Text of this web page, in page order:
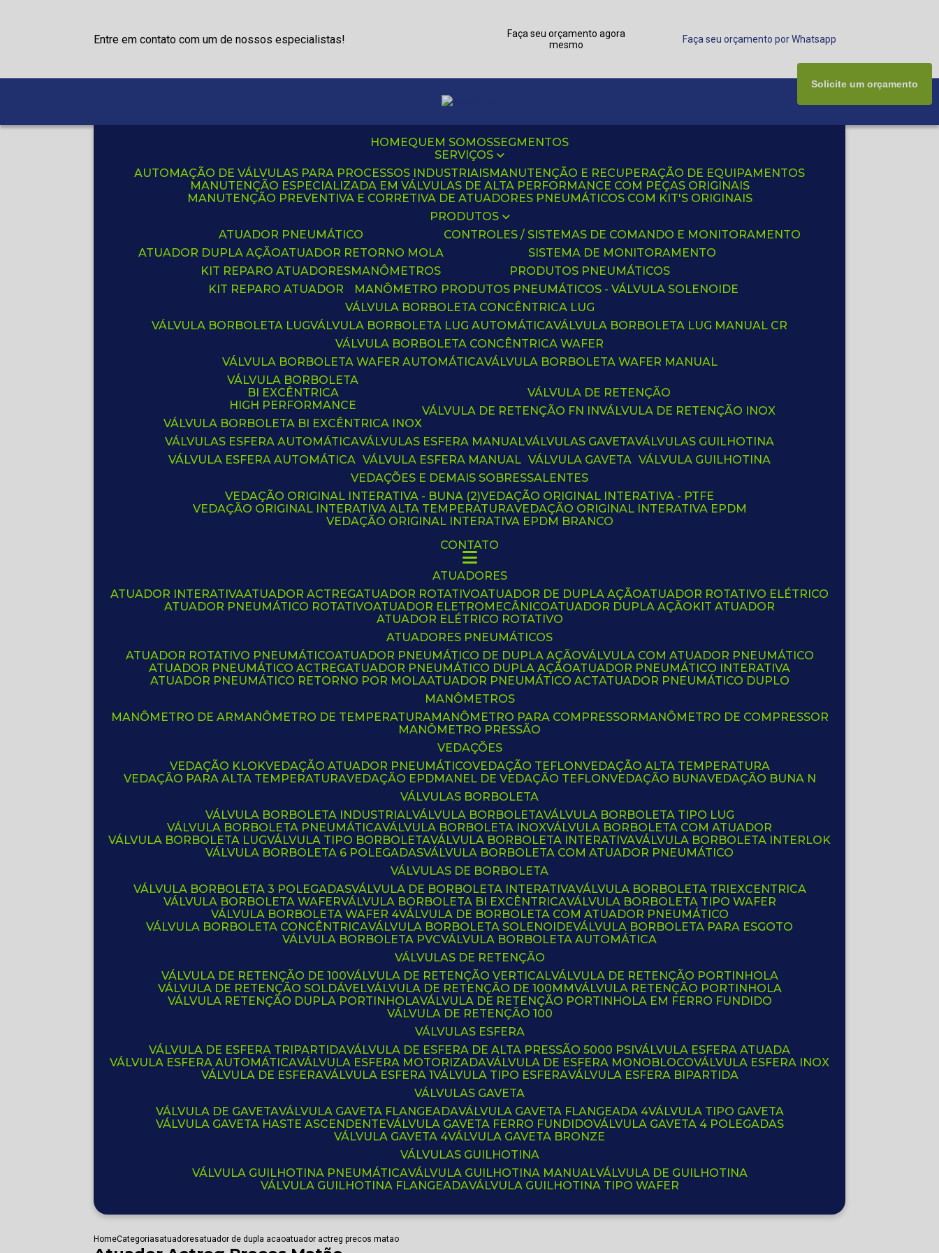
Entre em contato com um de nossos especialistas!
Faça seu orçamento agora
mesmo
Faça seu orçamento por Whatsapp
HOME QUEM SOMOS
SEGMENTOS
SERVIÇOS
AUTOMAÇÃO DE VÁLVULAS PARA PROCESSOS INDUSTRIAIS
MANUTENÇÃO E RECUPERAÇÃO DE EQUIPAMENTOS
MANUTENÇÃO ESPECIALIZADA EM VÁLVULAS DE ALTA PERFORMANCE COM PEÇAS ORIGINAIS
MANUTENÇÃO PREVENTIVA E CORRETIVA DE ATUADORES PNEUMÁTICOS COM KIT'S ORIGINAIS
PRODUTOS
ATUADOR PNEUMÁTICO
ATUADOR DUPLA AÇÃO
ATUADOR RETORNO MOLA
CONTROLES / SISTEMAS DE COMANDO E MONITORAMENTO
SISTEMA DE MONITORAMENTO
KIT REPARO ATUADORES
KIT REPARO ATUADOR
MANÔMETROS
MANÔMETRO
PRODUTOS PNEUMÁTICOS
PRODUTOS PNEUMÁTICOS - VÁLVULA SOLENOIDE
VÁLVULA BORBOLETA CONCÊNTRICA LUG
VÁLVULA BORBOLETA LUG VÁLVULA BORBOLETA LUG AUTOMÁTICA VÁLVULA BORBOLETA LUG MANUAL CR
VÁLVULA BORBOLETA CONCÊNTRICA WAFER
VÁLVULA BORBOLETA WAFER AUTOMÁTICA VÁLVULA BORBOLETA WAFER MANUAL
VÁLVULA BORBOLETA
BI EXCÊNTRICA
HIGH PERFORMANCE
VÁLVULA BORBOLETA BI EXCÊNTRICA INOX
VÁLVULA DE RETENÇÃO
VÁLVULA DE RETENÇÃO FN IN VÁLVULA DE RETENÇÃO INOX
VÁLVULAS ESFERA AUTOMÁTICA
VÁLVULA ESFERA AUTOMÁTICA
VÁLVULAS ESFERA MANUAL
VÁLVULA ESFERA MANUAL
VÁLVULAS GAVETA
VÁLVULA GAVETA
VÁLVULAS GUILHOTINA
VÁLVULA GUILHOTINA
VEDAÇÕES E DEMAIS SOBRESSALENTES
VEDAÇÃO ORIGINAL INTERATIVA - BUNA (2)
VEDAÇÃO ORIGINAL INTERATIVA - PTFE
VEDAÇÃO ORIGINAL INTERATIVA ALTA TEMPERATURA VEDAÇÃO ORIGINAL INTERATIVA EPDM
VEDAÇÃO ORIGINAL INTERATIVA EPDM BRANCO
CONTATO
ATUADORES
ATUADOR INTERATIVA ATUADOR ACTREG ATUADOR ROTATIVO ATUADOR DE DUPLA AÇÃO
ATUADOR ROTATIVO ELÉTRICO
ATUADOR PNEUMÁTICO ROTATIVO
ATUADOR ELETROMECÂNICO ATUADOR DUPLA AÇÃO
KIT ATUADOR
ATUADOR ELÉTRICO ROTATIVO
ATUADORES PNEUMÁTICOS
ATUADOR ROTATIVO PNEUMÁTICO
ATUADOR PNEUMÁTICO DE DUPLA AÇÃO VÁLVULA COM ATUADOR PNEUMÁTICO
ATUADOR PNEUMÁTICO ACTREG
ATUADOR PNEUMÁTICO DUPLA AÇÃO
ATUADOR PNEUMÁTICO INTERATIVA
ATUADOR PNEUMÁTICO RETORNO POR MOLA ATUADOR PNEUMÁTICO ACT
ATUADOR PNEUMÁTICO DUPLO
MANÔMETROS
MANÔMETRO DE AR
MANÔMETRO DE TEMPERATURA MANÔMETRO PARA COMPRESSOR
MANÔMETRO DE COMPRESSOR
MANÔMETRO PRESSÃO
VEDAÇÕES
VEDAÇÃO KLOK VEDAÇÃO ATUADOR PNEUMÁTICO VEDAÇÃO TEFLON
VEDAÇÃO ALTA TEMPERATURA
VEDAÇÃO PARA ALTA TEMPERATURA VEDAÇÃO EPDM ANEL DE VEDAÇÃO TEFLON VEDAÇÃO BUNA VEDAÇÃO BUNA N
VÁLVULAS BORBOLETA
VÁLVULA BORBOLETA INDUSTRIAL VÁLVULA BORBOLETA VÁLVULA BORBOLETA TIPO LUG
VÁLVULA BORBOLETA PNEUMÁTICA VÁLVULA BORBOLETA INOX VÁLVULA BORBOLETA COM ATUADOR
VÁLVULA BORBOLETA LUG VÁLVULA TIPO BORBOLETA VÁLVULA BORBOLETA INTERATIVA VÁLVULA BORBOLETA INTERLOK
VÁLVULA BORBOLETA 6 POLEGADAS VÁLVULA BORBOLETA COM ATUADOR PNEUMÁTICO
VÁLVULAS DE BORBOLETA
VÁLVULA BORBOLETA 3 POLEGADAS VÁLVULA DE BORBOLETA INTERATIVA VÁLVULA BORBOLETA TRIEXCENTRICA
VÁLVULA BORBOLETA WAFER VÁLVULA BORBOLETA BI EXCÊNTRICA VÁLVULA BORBOLETA TIPO WAFER
VÁLVULA BORBOLETA WAFER 4 VÁLVULA DE BORBOLETA COM ATUADOR PNEUMÁTICO
VÁLVULA BORBOLETA CONCÊNTRICA VÁLVULA BORBOLETA SOLENOIDE VÁLVULA BORBOLETA PARA ESGOTO
VÁLVULA BORBOLETA PVC VÁLVULA BORBOLETA AUTOMÁTICA
VÁLVULAS DE RETENÇÃO
VÁLVULA DE RETENÇÃO DE 100 VÁLVULA DE RETENÇÃO VERTICAL VÁLVULA DE RETENÇÃO PORTINHOLA
VÁLVULA DE RETENÇÃO SOLDÁVEL VÁLVULA DE RETENÇÃO DE 100MM
VÁLVULA RETENÇÃO PORTINHOLA
VÁLVULA RETENÇÃO DUPLA PORTINHOLA VÁLVULA DE RETENÇÃO PORTINHOLA EM FERRO FUNDIDO
VÁLVULA DE RETENÇÃO 100
VÁLVULAS ESFERA
VÁLVULA DE ESFERA TRIPARTIDA VÁLVULA DE ESFERA DE ALTA PRESSÃO 5000 PSI VÁLVULA ESFERA ATUADA
VÁLVULA ESFERA AUTOMÁTICA VÁLVULA ESFERA MOTORIZADA VÁLVULA DE ESFERA MONOBLOCO VÁLVULA ESFERA INOX
VÁLVULA DE ESFERA VÁLVULA ESFERA 1 VÁLVULA TIPO ESFERA VÁLVULA ESFERA BIPARTIDA
VÁLVULAS GAVETA
VÁLVULA DE GAVETA VÁLVULA GAVETA FLANGEADA VÁLVULA GAVETA FLANGEADA 4 VÁLVULA TIPO GAVETA
VÁLVULA GAVETA HASTE ASCENDENTE VÁLVULA GAVETA FERRO FUNDIDO VÁLVULA GAVETA 4 POLEGADAS
VÁLVULA GAVETA 4 VÁLVULA GAVETA BRONZE
VÁLVULAS GUILHOTINA
VÁLVULA GUILHOTINA PNEUMÁTICA VÁLVULA GUILHOTINA MANUAL VÁLVULA DE GUILHOTINA
VÁLVULA GUILHOTINA FLANGEADA VÁLVULA GUILHOTINA TIPO WAFER
Solicite um orçamento
HomeCategoriasatuadoresatuador de dupla acaoatuador actreg precos matao